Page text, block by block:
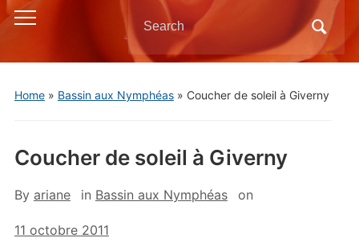
Toggle
menu
Search
for:
Home» Bassin aux Nymphéas» Coucher de soleil à Giverny
Coucher de soleil à Giverny
By ariane in Bassin aux Nymphéas on
11 octobre 2011